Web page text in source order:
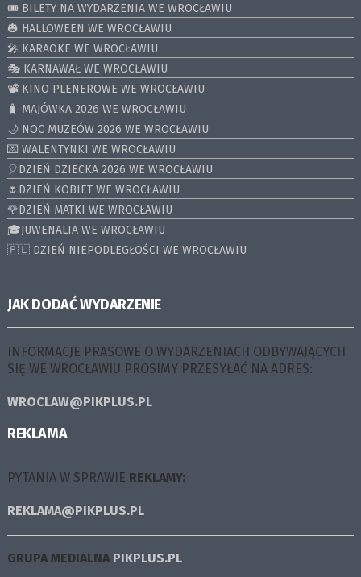
🎟️ BILETY NA WYDARZENIA WE WROCŁAWIU
🎃 HALLOWEEN WE WROCŁAWIU
🎤 KARAOKE WE WROCŁAWIU
🎭 KARNAWAŁ WE WROCŁAWIU
📽️ KINO PLENEROWE WE WROCŁAWIU
🧳 MAJÓWKA 2026 WE WROCŁAWIU
🌙 NOC MUZEÓW 2026 WE WROCŁAWIU
💌 WALENTYNKI WE WROCŁAWIU
🎈DZIEŃ DZIECKA 2026 WE WROCŁAWIU
🌷DZIEŃ KOBIET WE WROCŁAWIU
🌹DZIEŃ MATKI WE WROCŁAWIU
🎓JUWENALIA WE WROCŁAWIU
🇵🇱 DZIEŃ NIEPODLEGŁOŚCI WE WROCŁAWIU
JAK DODAĆ WYDARZENIE
INFORMACJE PRASOWE O WYDARZENIACH ODBYWAJĄCYCH
SIĘ WE WROCŁAWIU PROSIMY PRZESYŁAĆ NA ADRES:
WROCLAW@PIKPLUS.PL
REKLAMA
PYTANIA W SPRAWIE REKLAMY:
REKLAMA@PIKPLUS.PL
GRUPA MEDIALNA PIKPLUS.PL